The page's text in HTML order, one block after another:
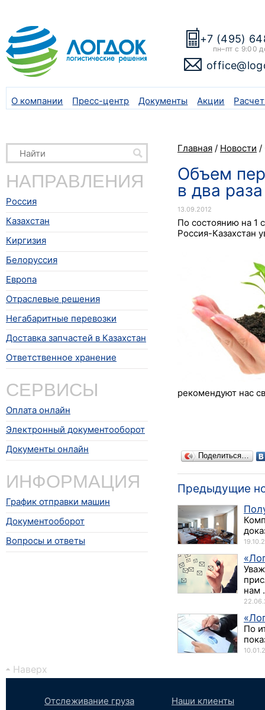
+7 (495)
пн–пт с 9:00
О компании Пресс-центр Документы Акции
НАПРАВЛЕНИЯ
Россия
Казахстан
Киргизия
Белоруссия
Европа
Отраслевые решения
Негабаритные перевозки
Доставка запчастей в Казахстан
Ответственное хранение
СЕРВИСЫ
Оплата онлайн
Электронный документооборот
Документы онлайн
ИНФОРМАЦИЯ
График отправки машин
Документооборот
Вопросы и ответы
Главная / Новости /
Объем
в два раза
13.09.2012
По состоянию на 1
Россия-Казахстан
рекомендуют нас
Поделиться…
Предыдущие
нам
По
Наверх
Отслеживание груза
Наши клиенты